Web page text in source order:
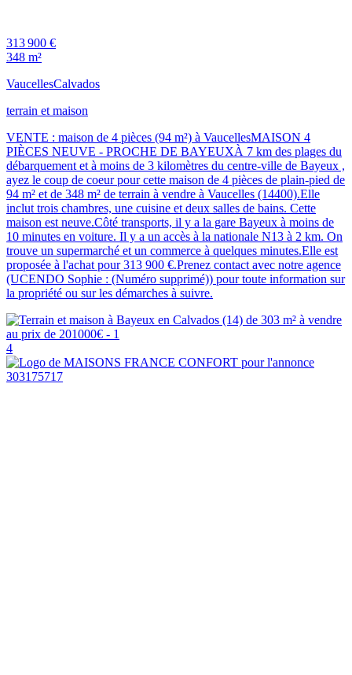
313 900 €
348 m²
VaucellesCalvados
terrain et maison
VENTE : maison de 4 pièces (94 m²) à VaucellesMAISON 4
PIÈCES NEUVE - PROCHE DE BAYEUXÀ 7 km des plages du
débarquement et à moins de 3 kilomètres du centre-ville de Bayeux ,
ayez le coup de coeur pour cette maison de 4 pièces de plain-pied de
94 m² et de 348 m² de terrain à vendre à Vaucelles (14400).Elle
inclut trois chambres, une cuisine et deux salles de bains. Cette
maison est neuve.Côté transports, il y a la gare Bayeux à moins de
10 minutes en voiture. Il y a un accès à la nationale N13 à 2 km. On
trouve un supermarché et un commerce à quelques minutes.Elle est
proposée à l'achat pour 313 900 €.Prenez contact avec notre agence
(UCENDO Sophie : (Numéro supprimé)) pour toute information sur
la propriété ou sur les démarches à suivre.
4